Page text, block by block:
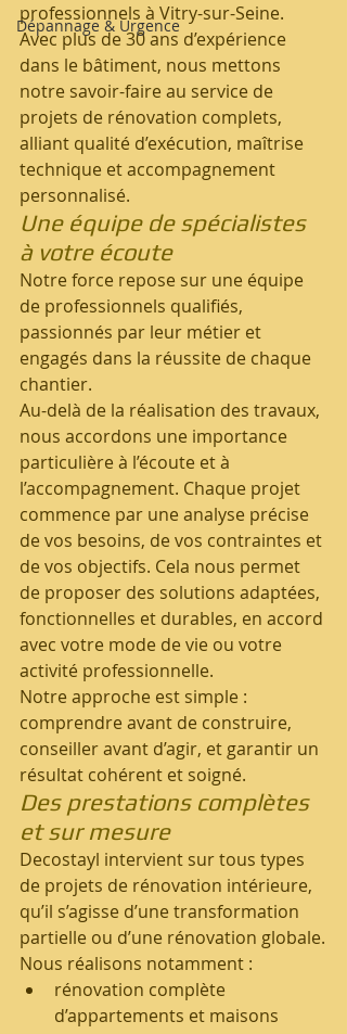
Dépannage & Urgence
professionnels à Vitry-sur-Seine.
Avec plus de 30 ans d’expérience
dans le bâtiment, nous mettons
notre savoir-faire au service de
projets de rénovation complets,
alliant qualité d’exécution, maîtrise
technique et accompagnement
personnalisé.
Une équipe de spécialistes
à votre écoute
Notre force repose sur une équipe
de professionnels qualifiés,
passionnés par leur métier et
engagés dans la réussite de chaque
chantier.
Au-delà de la réalisation des travaux,
nous accordons une importance
particulière à l’écoute et à
l’accompagnement. Chaque projet
commence par une analyse précise
de vos besoins, de vos contraintes et
de vos objectifs. Cela nous permet
de proposer des solutions adaptées,
fonctionnelles et durables, en accord
avec votre mode de vie ou votre
activité professionnelle.
Notre approche est simple :
comprendre avant de construire,
conseiller avant d’agir, et garantir un
résultat cohérent et soigné.
Des prestations complètes
et sur mesure
Decostayl intervient sur tous types
de projets de rénovation intérieure,
qu’il s’agisse d’une transformation
partielle ou d’une rénovation globale.
Nous réalisons notamment :
rénovation complète
d’appartements et maisons